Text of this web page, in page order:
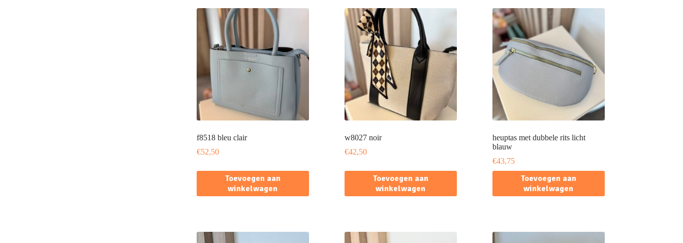
f8518 bleu clair
€52,50
Toevoegen aan
winkelwagen
w8027 noir
€42,50
Toevoegen aan
winkelwagen
heuptas met dubbele rits licht
blauw
€43,75
Toevoegen aan
winkelwagen